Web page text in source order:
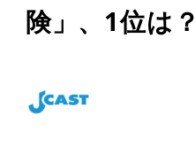
険」、1位は？